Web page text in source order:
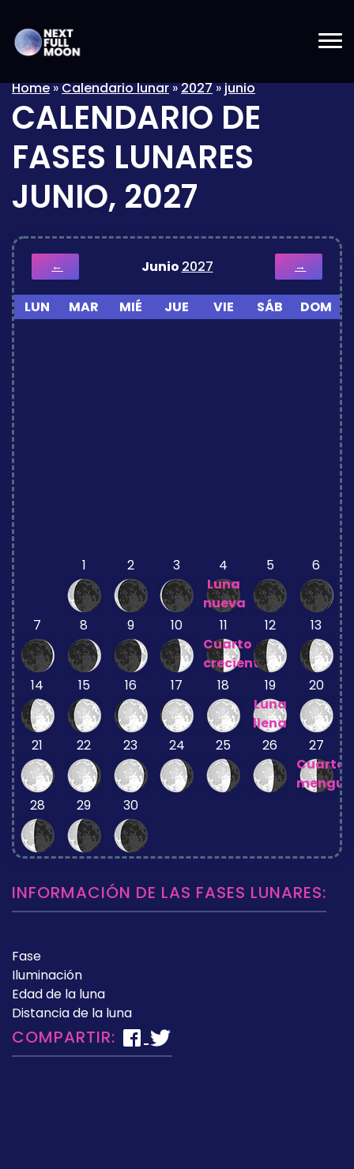
Home»Calendario lunar»2027»junio
CALENDARIO DE
FASES LUNARES
JUNIO, 2027
← Junio 2027 →
LUN MAR MIÉ JUE VIE SÁB DOM
1 2 3
4
Luna
nueva
5 6
7 8 9 10
11
Cuarto
creciente
12 13
14 15 16 17 18
19
Luna
llena
20
21 22 23 24 25 26
27
Cuarto
28
29 30
INFORMACIÓN DE LAS FASES LUNARES:
Fase
Iluminación
Edad de la luna
Distancia de la luna
COMPARTIR: